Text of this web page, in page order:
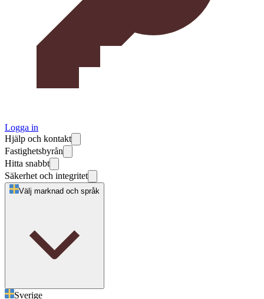
Logga in
Hjälp och kontakt
Fastighetsbyrån
Hitta snabbt
Säkerhet och integritet
Välj marknad och språk
Sverige